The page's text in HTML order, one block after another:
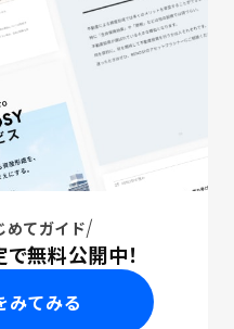
めてガイド
無料公開中！
みてみる